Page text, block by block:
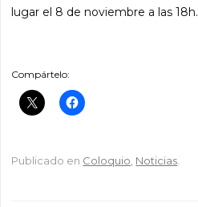
lugar el 8 de noviembre a las 18h.
Compártelo:
Publicado en Coloquio Noticias